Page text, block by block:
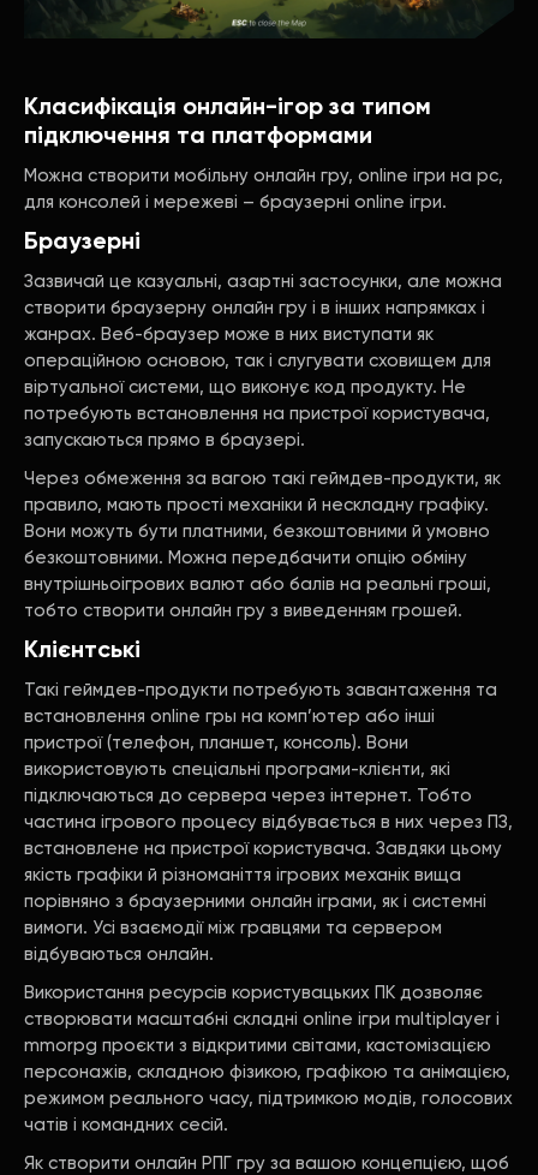
Класифікація онлайн-ігор за типом
підключення та платформами
Можна створити мобільну онлайн гру, online ігри на pc,
для консолей і мережеві – браузерні online ігри.
Браузерні
Зазвичай це казуальні, азартні застосунки, але можна
створити браузерну онлайн гру і в інших напрямках і
жанрах. Веб-браузер може в них виступати як
операційною основою, так і слугувати сховищем для
віртуальної системи, що виконує код продукту. Не
потребують встановлення на пристрої користувача,
запускаються прямо в браузері.
Через обмеження за вагою такі геймдев-продукти, як
правило, мають прості механіки й нескладну графіку.
Вони можуть бути платними, безкоштовними й умовно
безкоштовними. Можна передбачити опцію обміну
внутрішньоігрових валют або балів на реальні гроші,
тобто створити онлайн гру з виведенням грошей.
Клієнтські
Такі геймдев-продукти потребують завантаження та
встановлення online гры на комп’ютер або інші
пристрої (телефон, планшет, консоль). Вони
використовують спеціальні програми-клієнти, які
підключаються до сервера через інтернет. Тобто
частина ігрового процесу відбувається в них через ПЗ,
встановлене на пристрої користувача. Завдяки цьому
якість графіки й різноманіття ігрових механік вища
порівняно з браузерними онлайн іграми, як і системні
вимоги. Усі взаємодії між гравцями та сервером
відбуваються онлайн.
Використання ресурсів користувацьких ПК дозволяє
створювати масштабні складні online ігри multiplayer і
mmorpg проєкти з відкритими світами, кастомізацією
персонажів, складною фізикою, графікою та анімацією,
режимом реального часу, підтримкою модів, голосових
чатів і командних сесій.
Як створити онлайн РПГ гру за вашою концепцією, щоб